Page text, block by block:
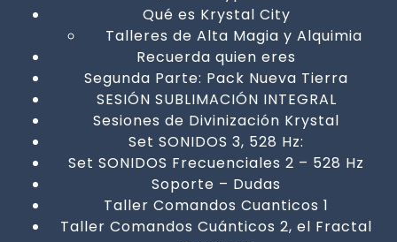
Qué es Krystal City
Talleres de Alta Magia y Alquimia
Recuerda quien eres
Segunda Parte: Pack Nueva Tierra
SESIÓN SUBLIMACIÓN INTEGRAL
Sesiones de Divinización Krystal
Set SONIDOS 3, 528 Hz:
Set SONIDOS Frecuenciales 2 – 528 Hz
Soporte – Dudas
Taller Comandos Cuanticos 1
Taller Comandos Cuánticos 2, el Fractal